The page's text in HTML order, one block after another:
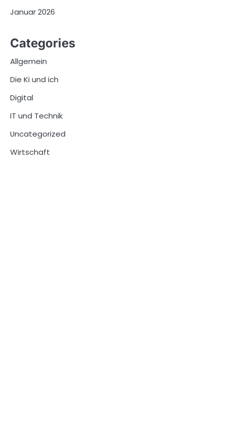
Januar 2026
Categories
Allgemein
Die Ki und ich
Digital
IT und Technik
Uncategorized
Wirtschaft